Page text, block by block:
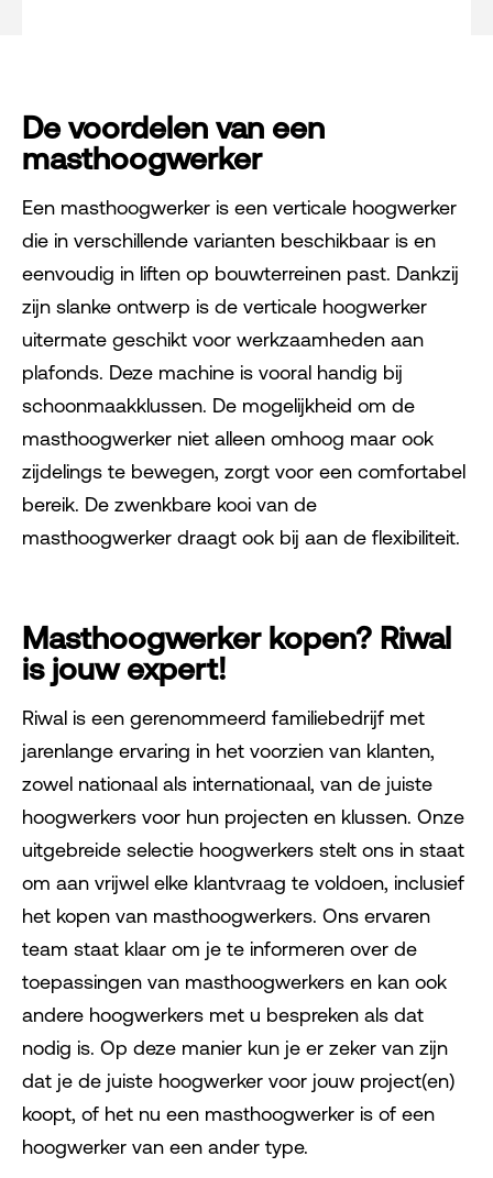
De voordelen van een
masthoogwerker
Een masthoogwerker is een verticale hoogwerker
die in verschillende varianten beschikbaar is en
eenvoudig in liften op bouwterreinen past. Dankzij
zijn slanke ontwerp is de verticale hoogwerker
uitermate geschikt voor werkzaamheden aan
plafonds. Deze machine is vooral handig bij
schoonmaakklussen. De mogelijkheid om de
masthoogwerker niet alleen omhoog maar ook
zijdelings te bewegen, zorgt voor een comfortabel
bereik. De zwenkbare kooi van de
masthoogwerker draagt ook bij aan de flexibiliteit.
Masthoogwerker kopen? Riwal
is jouw expert!
Riwal is een gerenommeerd familiebedrijf met
jarenlange ervaring in het voorzien van klanten,
zowel nationaal als internationaal, van de juiste
hoogwerkers voor hun projecten en klussen. Onze
uitgebreide selectie hoogwerkers stelt ons in staat
om aan vrijwel elke klantvraag te voldoen, inclusief
het kopen van masthoogwerkers. Ons ervaren
team staat klaar om je te informeren over de
toepassingen van masthoogwerkers en kan ook
andere hoogwerkers met u bespreken als dat
nodig is. Op deze manier kun je er zeker van zijn
dat je de juiste hoogwerker voor jouw project(en)
koopt, of het nu een masthoogwerker is of een
hoogwerker van een ander type.